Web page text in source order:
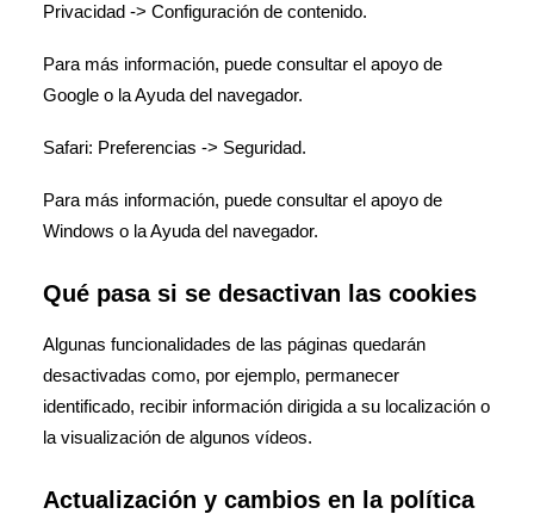
Privacidad -> Configuración de contenido.
Para más información, puede consultar el apoyo de
Google o la Ayuda del navegador.
Safari: Preferencias -> Seguridad.
Para más información, puede consultar el apoyo de
Windows o la Ayuda del navegador.
Qué pasa si se desactivan las cookies
Algunas funcionalidades de las páginas quedarán
desactivadas como, por ejemplo, permanecer
identificado, recibir información dirigida a su localización o
la visualización de algunos vídeos.
Actualización y cambios en la política